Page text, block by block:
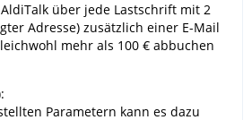
über jede Lastschrift mit 2
Adresse) zusätzlich einer E-Mail
mehr als 100 € abbuchen
Parametern kann es dazu